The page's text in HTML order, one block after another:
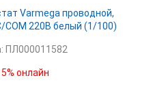
ПЛ000011582
онлайн